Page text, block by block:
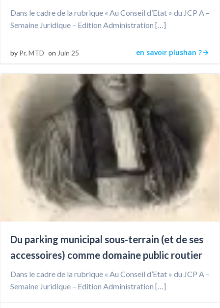
Dans le cadre de la rubrique « Au Conseil d’Etat » du JCP A –
Semaine Juridique – Edition Administration […]
by Pr. MTD on Juin 25 en savoir plushan ?
Du parking municipal sous-terrain (et de ses
accessoires) comme domaine public routier
Dans le cadre de la rubrique « Au Conseil d’Etat » du JCP A –
Semaine Juridique – Edition Administration […]